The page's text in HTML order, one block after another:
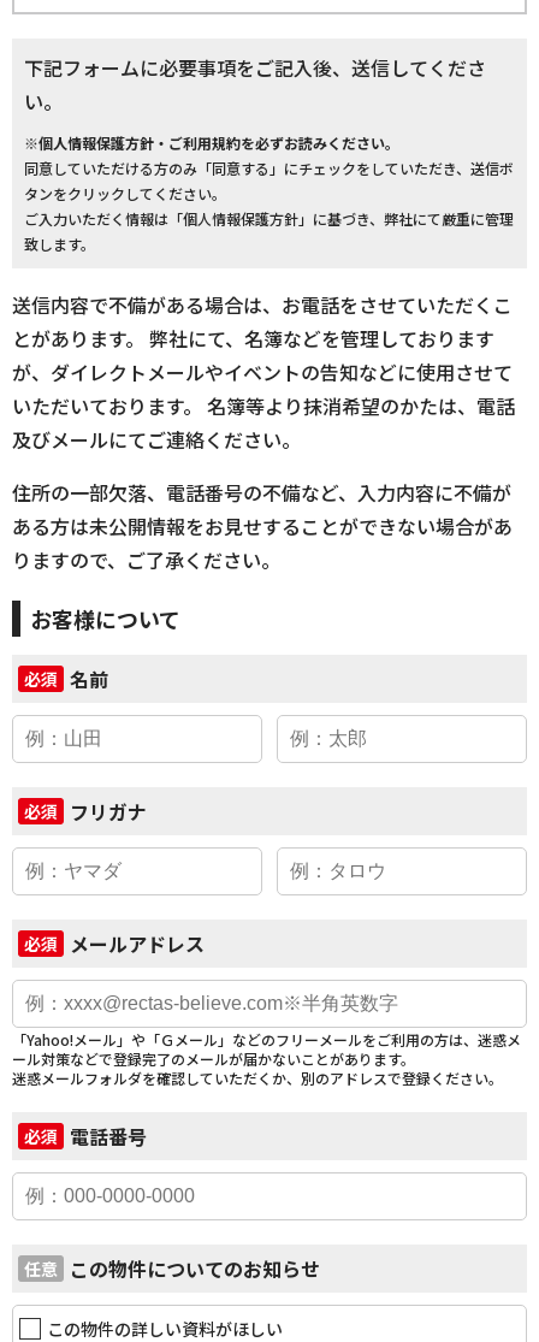
下記フォームに必要事項をご記入後、送信してくださ
い。
※個人情報保護方針・ご利用規約を必ずお読みください。
同意していただける方のみ「同意する」にチェックをしていただき、送信ボ
タンをクリックしてください。
ご入力いただく情報は「個人情報保護方針」に基づき、弊社にて厳重に管理
致します。
送信内容で不備がある場合は、お電話をさせていただくこ
とがあります。 弊社にて、名簿などを管理しております
が、ダイレクトメールやイベントの告知などに使用させて
いただいております。 名簿等より抹消希望のかたは、電話
及びメールにてご連絡ください。
住所の一部欠落、電話番号の不備など、入力内容に不備が
ある方は未公開情報をお見せすることができない場合があ
りますので、ご了承ください。
お客様について
必須 名前
必須 フリガナ
必須 メールアドレス
「Yahoo!メール」や「Ｇメール」などのフリーメールをご利用の方は、迷惑メ
ール対策などで登録完了のメールが届かないことがあります。
迷惑メールフォルダを確認していただくか、別のアドレスで登録ください。
必須 電話番号
任意 この物件についてのお知らせ
この物件の詳しい資料がほしい